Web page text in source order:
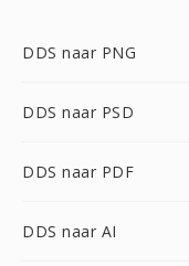
DDS naar PNG
DDS naar PSD
DDS naar PDF
DDS naar AI